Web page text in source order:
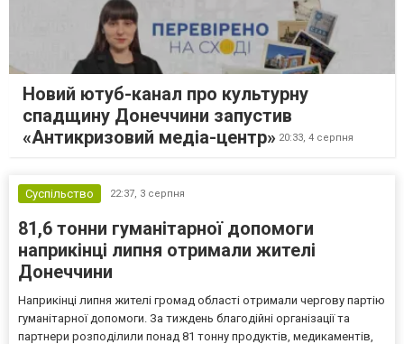
Новий ютуб-канал про культурну
спадщину Донеччини запустив
«Антикризовий медіа-центр» 20:33, 4 серпня
Суспільство 22:37, 3 серпня
81,6 тонни гуманітарної допомоги
наприкінці липня отримали жителі
Донеччини
Наприкінці липня жителі громад області отримали чергову партію
гуманітарної допомоги. За тиждень благодійні організації та
партнери розподілили понад 81 тонну продуктів, медикаментів,